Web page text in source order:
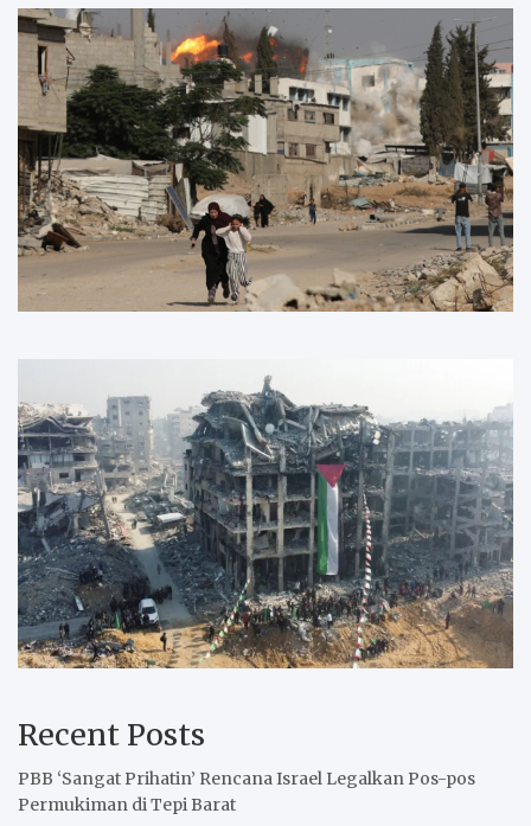
Recent Posts
PBB ‘Sangat Prihatin’ Rencana Israel Legalkan Pos-pos
Permukiman di Tepi Barat